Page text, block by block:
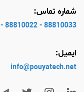
شماره تماس:
88810033 - 88810022 - 09128808160
ایمیل:
info@pouyatech.net